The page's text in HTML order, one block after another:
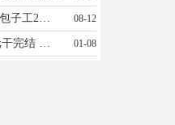
九院东路 胖二舅老面包子 招聘包包子工2名 年龄30-55要求手脚麻利 工作时间早5-10点 晚4-9点月工资3000。 联系电话：18636145160 08-12
招聘：促销售卖 薪资：一天100元干完结 时间: 上午9-12下午3-8 或下午1-9 要求：年龄38岁以下 有经验，主动推销，守摊 电话：19103463458 地址: 吾悦快乐购超市 01-08